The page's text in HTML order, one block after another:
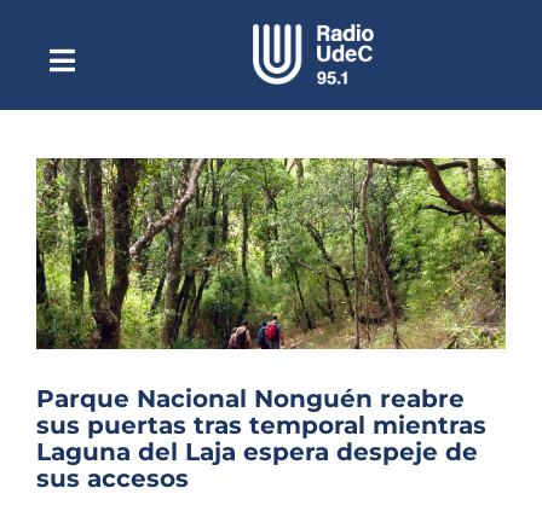
contenidoToggle
NavigationEscuchar Radio UdeC en vivo
Quiénes Somos
Programación
Podcast
Noticias
Columnas
Música Clásica
Parque Nacional Nonguén reabre
sus puertas tras temporal mientras
Laguna del Laja espera despeje de
sus accesos